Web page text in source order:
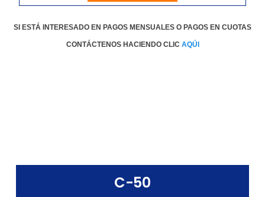
SI ESTÁ INTERESADO EN PAGOS MENSUALES O PAGOS EN CUOTAS
CONTÁCTENOS HACIENDO CLIC AQÚI
C-50